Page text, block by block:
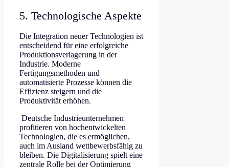
5. Technologische Aspekte
Die Integration neuer Technologien ist
entscheidend für eine erfolgreiche
Produktionsverlagerung in der
Industrie. Moderne
Fertigungsmethoden und
automatisierte Prozesse können die
Effizienz steigern und die
Produktivität erhöhen.
Deutsche Industrieunternehmen
profitieren von hochentwickelten
Technologien, die es ermöglichen,
auch im Ausland wettbewerbsfähig zu
bleiben. Die Digitalisierung spielt eine
zentrale Rolle bei der Optimierung